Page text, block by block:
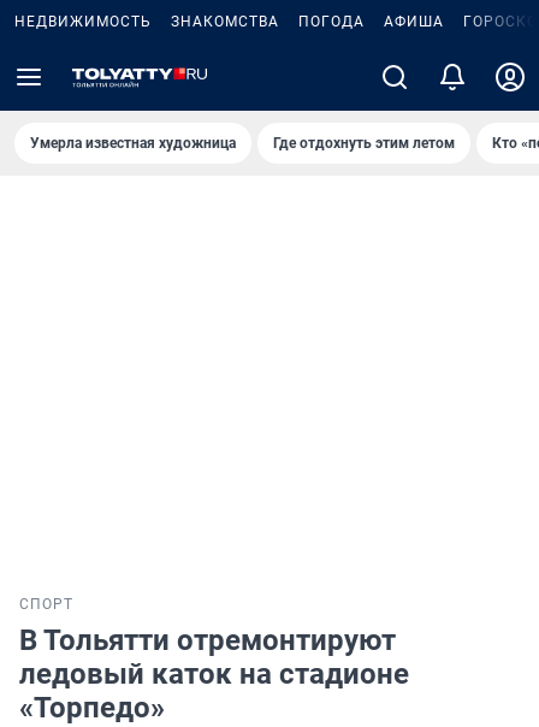
НЕДВИЖИМОСТЬ ЗНАКОМСТВА ПОГОДА АФИША
Умерла известная художница Где отдохнуть этим летом Кто
СПОРТ
В Тольятти отремонтируют
ледовый каток на стадионе
«Торпедо»